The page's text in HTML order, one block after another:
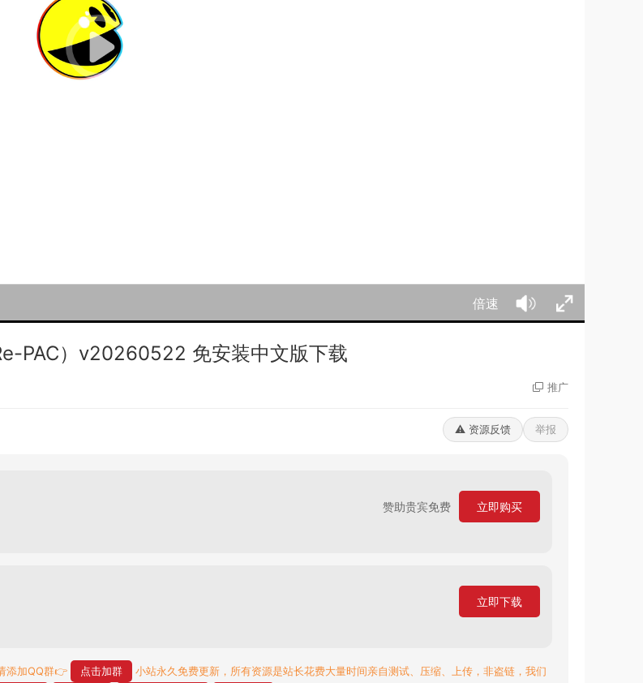
倍速
PAC）v20260522 免安装中文版下载
推广
⚠️ 资源反馈 举报
赞助贵宾免费 立即购买
立即下载
添加QQ群👉 点击加群
小站永久免费更新，所有资源是站长花费大量时间亲自测试、压缩、上传，非盗链，我们